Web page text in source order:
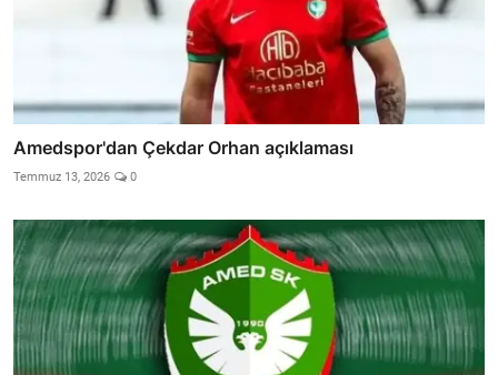
Amedspor'dan Çekdar Orhan açıklaması
Temmuz 13, 2026 0